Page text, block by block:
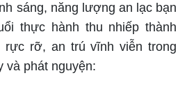
sáng, năng lượng an lạc bạn
thực hành thu nhiếp thành
rực rỡ, an trú vĩnh viễn trong
và phát nguyện: